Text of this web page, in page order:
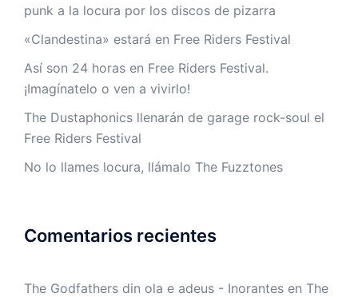
punk a la locura por los discos de pizarra
«Clandestina» estará en Free Riders Festival
Así son 24 horas en Free Riders Festival.
¡Imagínatelo o ven a vivirlo!
The Dustaphonics llenarán de garage rock-soul el
Free Riders Festival
No lo llames locura, llámalo The Fuzztones
Comentarios recientes
The Godfathers din ola e adeus - Inorantes en The